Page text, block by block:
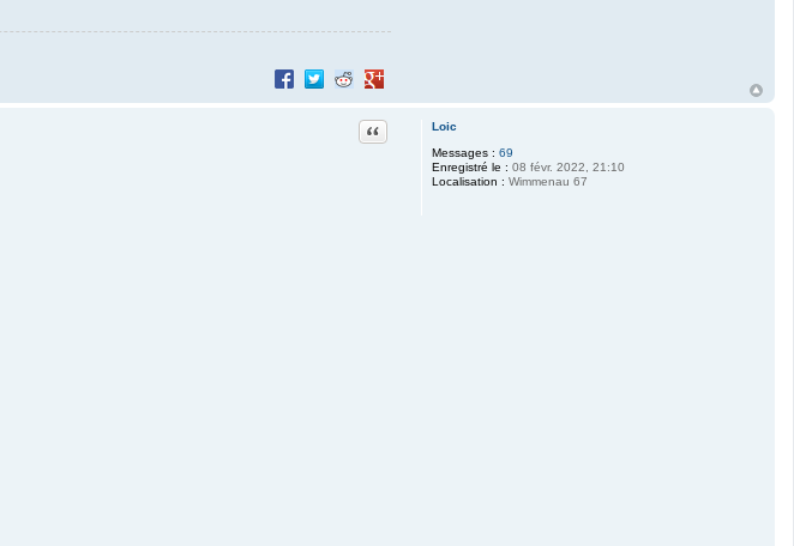
Partager sur Facebook
Partager sur Twitter
Partager sur Reddit
Partager sur Google+
Loic
Messages : 69
Enregistré le : 08 févr. 2022, 21:10
Localisation : Wimmenau 67
Citation